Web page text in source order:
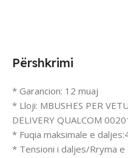
Përshkrimi
* Garancion: 12 muaj
* Lloji: MBUSHES PER
DELIVERY QUALCOM
* Fuqia maksimale e
* Tensioni i daljes/Rryma